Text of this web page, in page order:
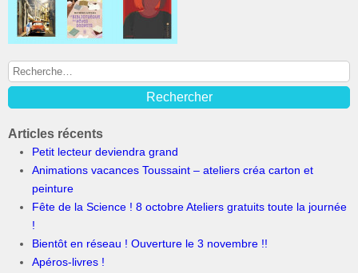
Articles récents
Petit lecteur deviendra grand
Animations vacances Toussaint – ateliers créa carton et
peinture
Fête de la Science ! 8 octobre Ateliers gratuits toute la journée
!
Bientôt en réseau ! Ouverture le 3 novembre !!
Apéros-livres !